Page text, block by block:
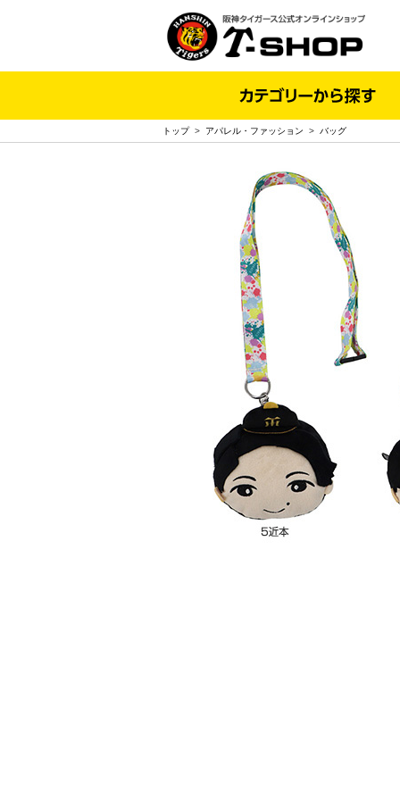
トップ> アパレル・ファッション > バッグ